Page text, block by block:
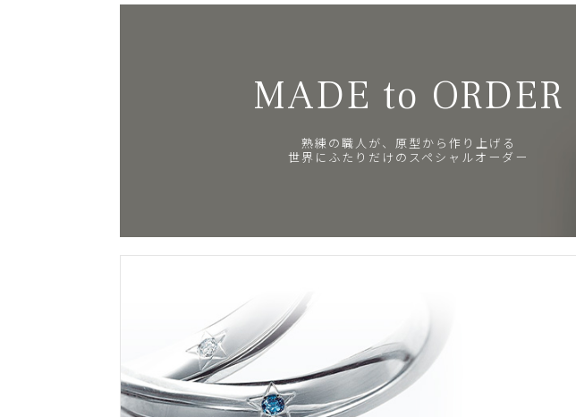
MADE to ORDER
熟練の職人が、原型から作り上げる
世界にふたりだけのスペシャルオーダー